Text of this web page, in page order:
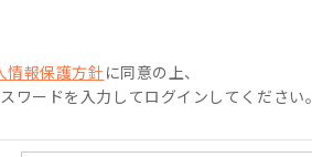
情報保護方針 に同意の上、
ワードを入力してログインしてください。